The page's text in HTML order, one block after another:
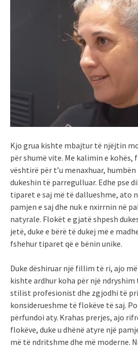
Kjo grua kishte mbajtur të njëjtin
për shumë vite. Me kalimin e kohës,
vështirë për t’u menaxhuar,
dukeshin të parregulluar. Edhe pse
tiparet e saj më të dallueshme, ato
pamjen e saj dhe nuk e nxirrnin në
natyrale. Flokët e gjatë shpesh
jetë, duke e bërë të dukej më e
fshehur tiparet që e bënin unike.
Duke dëshiruar një fillim të ri, ajo
kishte ardhur koha për një ndryshim
stilist profesionist dhe zgjodhi të
konsiderueshme të flokëve të saj.
përfundoi aty. Krahas prerjes, ajo
flokëve, duke u dhënë atyre një
më të ndritshme dhe më moderne.